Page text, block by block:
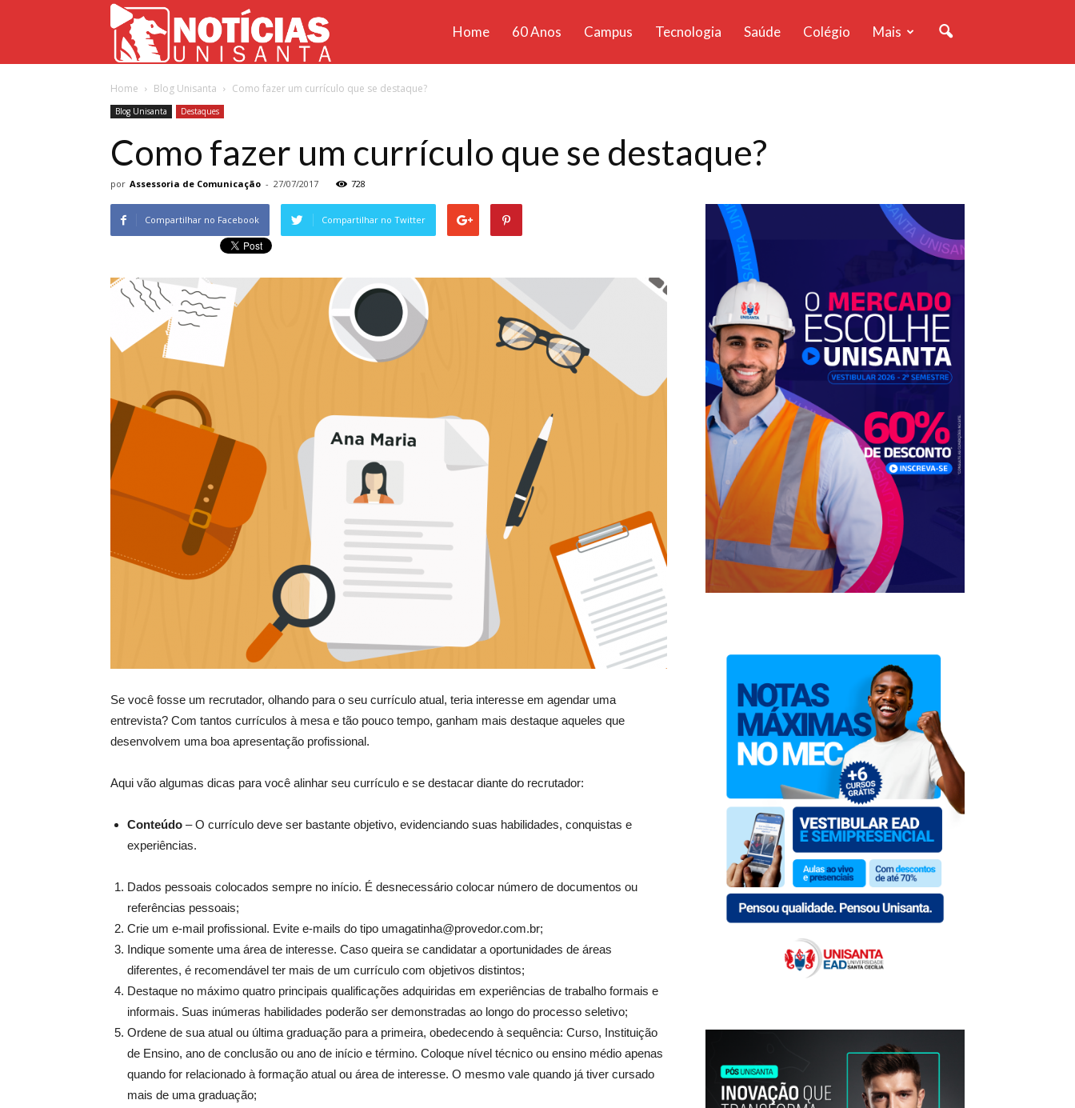
Unisanta
Home 60 Anos Campus Tecnologia Saúde Colégio Mais
Home Blog Unisanta Como fazer um currículo que se destaque?
Blog Unisanta Destaques
Como fazer um currículo que se destaque?
por Assessoria de Comunicação - 27/07/2017 728
Compartilhar no Facebook Compartilhar no Twitter
Se você fosse um recrutador, olhando para o seu currículo atual, teria interesse em agendar uma
entrevista? Com tantos currículos à mesa e tão pouco tempo, ganham mais destaque aqueles que
desenvolvem uma boa apresentação profissional.
Aqui vão algumas dicas para você alinhar seu currículo e se destacar diante do recrutador:
Conteúdo – O currículo deve ser bastante objetivo, evidenciando suas habilidades, conquistas e
experiências.
Dados pessoais colocados sempre no início. É desnecessário colocar número de documentos ou
referências pessoais;
Crie um e-mail profissional. Evite e-mails do tipo umagatinha@provedor.com.br;
Indique somente uma área de interesse. Caso queira se candidatar a oportunidades de áreas
diferentes, é recomendável ter mais de um currículo com objetivos distintos;
Destaque no máximo quatro principais qualificações adquiridas em experiências de trabalho formais e
informais. Suas inúmeras habilidades poderão ser demonstradas ao longo do processo seletivo;
Ordene de sua atual ou última graduação para a primeira, obedecendo à sequência: Curso, Instituição
de Ensino, ano de conclusão ou ano de início e término. Coloque nível técnico ou ensino médio apenas
quando for relacionado à formação atual ou área de interesse. O mesmo vale quando já tiver cursado
mais de uma graduação;